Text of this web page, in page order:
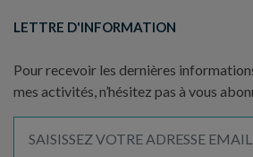
LETTRE D'INFORMATION
Pour recevoir les dernières
mes activités, n’hésitez pas à vous